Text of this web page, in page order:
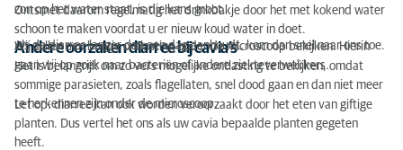
zon op het water staat, is die kans groot.
Ontsmet daarom regelmatig het drinkbakje door het met kokend water
schoon te maken voordat u er nieuw koud water in doet.
Andere oorzaken diarree bij cavia’s
Als de diarree langer dan een dag aanhoudt, kom dan snel naar ons toe.
Wij zullen een beetje ontlasting onder de microscoop bekijken. Hierin
gaan wij op zoek naar bacteriën of andere ziekteverwekkers.
Het is belangrijk om zo vers mogelijke ontlasting te bekijken, omdat
sommige parasieten, zoals flagellaten, snel dood gaan en dan niet meer
te herkennen zijn onder de microscoop.
Let op: diarree kan ook worden veroorzaakt door het eten van giftige
planten. Dus vertel het ons als uw cavia bepaalde planten gegeten
heeft.